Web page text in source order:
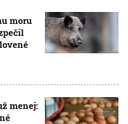
moru
menej: